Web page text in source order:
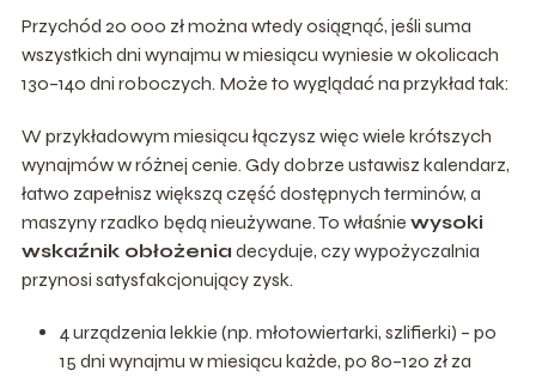
Przychód 20 000 zł można wtedy osiągnąć, jeśli suma
wszystkich dni wynajmu w miesiącu wyniesie w okolicach
130–140 dni roboczych. Może to wyglądać na przykład tak:
W przykładowym miesiącu łączysz więc wiele krótszych
wynajmów w różnej cenie. Gdy dobrze ustawisz kalendarz,
łatwo zapełnisz większą część dostępnych terminów, a
maszyny rzadko będą nieużywane. To właśnie wysoki
wskaźnik obłożenia decyduje, czy wypożyczalnia
przynosi satysfakcjonujący zysk.
4 urządzenia lekkie (np. młotowiertarki, szlifierki) – po
15 dni wynajmu w miesiącu każde, po 80–120 zł za